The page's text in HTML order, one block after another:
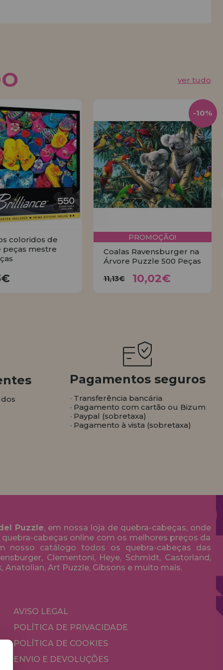
ver tudo
coloridos de
peças mestre
PROMOÇÃO!
Coalas Ravensburger na
Árvore Puzzle 500 Peças
11,13€ 10,02€
-10%
Pagamentos seguros
· Transferência bancária
· Pagamento com cartão ou Bizum
· Paypal (sobretaxa)
· Pagamento à vista (sobretaxa)
Puzzle, em nossa loja de quebra-cabeças, onde
cabeças online com os melhores preços da
nosso catálogo todos os quebra-cabeças das
Clementoni, Heye, Schmidt, Castorland,
Anatolian, Art Puzzle, Gibsons e muito mais.
AVISO LEGAL
POLÍTICA DE PRIVACIDADE
POLÍTICA DE COOKIES
ENVIO E DEVOLUÇÕES